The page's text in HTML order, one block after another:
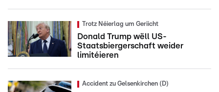
Trotz Néierlag um Geriicht
Donald Trump wëll US-
Staatsbiergerschaft weider
limitéieren
Accident zu Gelsenkirchen (D)